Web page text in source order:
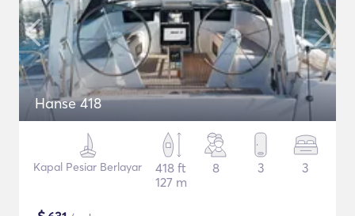
Hanse 418
Kapal Pesiar Berlayar
418 ft
127 m
8 3 3